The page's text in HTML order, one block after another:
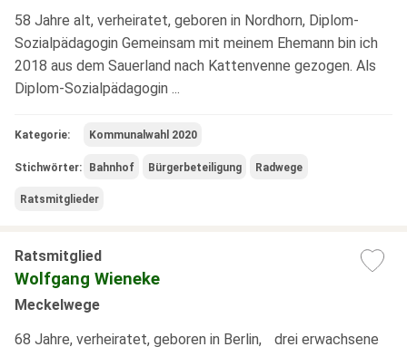
58 Jahre alt, verheiratet, geboren in Nordhorn, Diplom-
Sozialpädagogin Gemeinsam mit meinem Ehemann bin ich
2018 aus dem Sauerland nach Kattenvenne gezogen. Als
Diplom-Sozialpädagogin ...
Kategorie: Kommunalwahl 2020
Stichwörter: Bahnhof Bürgerbeteiligung Radwege
Ratsmitglieder
Ratsmitglied
Wolfgang Wieneke
Meckelwege
68 Jahre, verheiratet, geboren in Berlin, drei erwachsene